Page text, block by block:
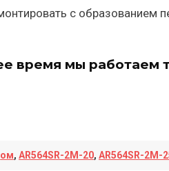
с образованием
время мы работаем
, AR564SR-2M-20, AR564SR-2M-